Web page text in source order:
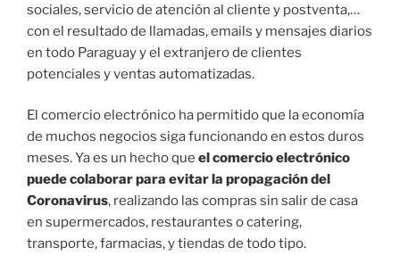
sociales, servicio de atención al cliente y postventa,…
con el resultado de llamadas, emails y mensajes diarios
en todo Paraguay y el extranjero de clientes
potenciales y ventas automatizadas.
El comercio electrónico ha permitido que la economía
de muchos negocios siga funcionando en estos duros
meses. Ya es un hecho que el comercio electrónico
puede colaborar para evitar la propagación del
Coronavirus, realizando las compras sin salir de casa
en supermercados, restaurantes o catering,
transporte, farmacias, y tiendas de todo tipo.